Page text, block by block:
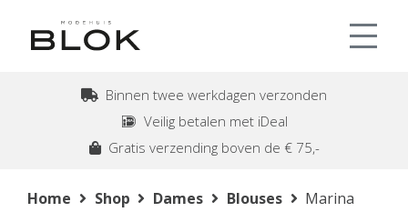
Binnen twee werkdagen verzonden
Veilig betalen met iDeal
Gratis verzending boven de € 75,-
Home Shop Dames Blouses
Marina